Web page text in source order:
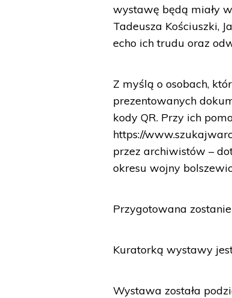
wystawę będą miały
Tadeusza Kościuszki,
echo ich trudu oraz
Z myślą o osobach,
prezentowanych
kody QR. Przy ich
https://
przez archiwistów –
okresu wojny
Przygotowana
Kuratorką wystawy
Wystawa została